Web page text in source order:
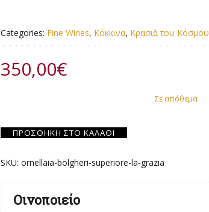
Categories: Fine Wines, Κόκκινα, Κρασιά του Κόσμου
350,00€
Σε απόθεμα
ΠΡΟΣΘΉΚΗ ΣΤΟ ΚΑΛΆΘΙ
SKU:ornellaia-bolgheri-superiore-la-grazia
Οινοποιείο